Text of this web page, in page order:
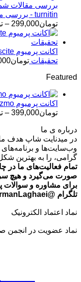
turnitin - بررسی میزان هوش مصنوعی مقاله
تومان299,000
–
تحقیقات تومان
Featured
اکانت پرمیوم Puzzmo - سایت پازل و بازی های فکری
تومان399,000
–
درباره ی ما
در میدنایت شاپ هدف ما
وب‌سایت‌ها و برنامه‌های
گرامی، را به بهترین
تمام فعالیت‌های ما در
صورت می‌گیرد و هیچ
برای مشاوره و سوالات
تلگرام @ArmanLaghaei در ارتباط باشید.
نماد اعتماد الکترونیک
نماد عضویت در انجمن